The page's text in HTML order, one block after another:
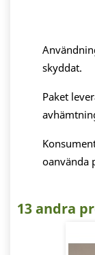
skyddat.
Paket
oanvända
13 andra